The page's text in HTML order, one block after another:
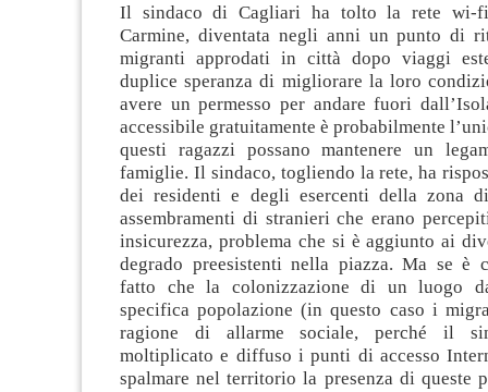
Il sindaco di Cagliari ha tolto la rete wi-
Carmine, diventata negli anni un punto di
migranti approdati in città dopo viaggi
duplice speranza di migliorare la loro
avere un permesso per andare fuori
accessibile gratuitamente è probabilmente
questi ragazzi possano mantenere un
famiglie. Il sindaco, togliendo la rete, ha
dei residenti e degli esercenti della zona
assembramenti di stranieri che erano
insicurezza, problema che si è aggiunto ai
degrado preesistenti nella piazza. Ma se è
fatto che la colonizzazione di un luogo
specifica popolazione (in questo caso i
ragione di allarme sociale, perché il
moltiplicato e diffuso i punti di accesso
spalmare nel territorio la presenza di queste